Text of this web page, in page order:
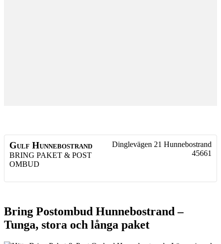
Gulf Hunnebostrand
BRING PAKET & POST
OMBUD
Dinglevägen 21 Hunnebostrand
45661
Bring Postombud Hunnebostrand –
Tunga, stora och långa paket